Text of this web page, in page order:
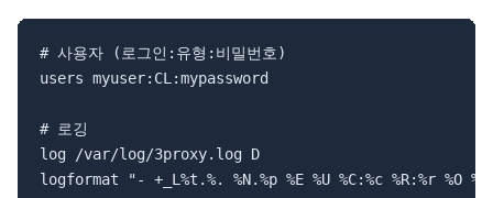
# 사용자 (로그인:유형:비밀번호)
users myuser:CL:mypassword
# 로깅
log /var/log/3proxy.log D
logformat "- +_L%t.%. %N.%p %E %U %C:%c %R:%r %O %I